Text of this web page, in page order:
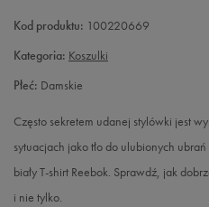
Kod produktu: 100220669
Kategoria: Koszulki
Płeć: Damskie
Często sekretem udanej stylówki jest
sytuacjach jako tło do ulubionych
biały T-shirt Reebok. Sprawdź, jak
i nie tylko.